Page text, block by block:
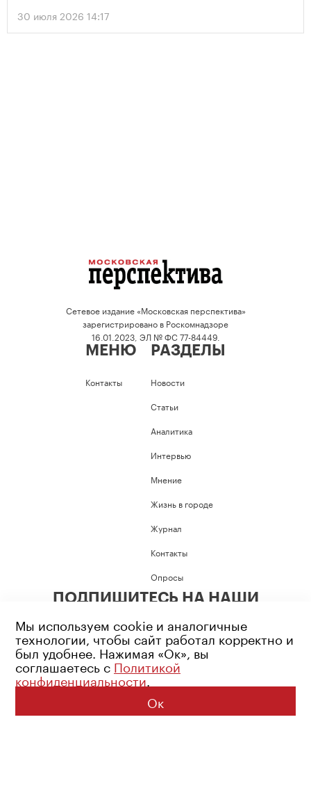
30 июля 2026 14:17
Сетевое издание «Московская перспектива»
зарегистрировано в Роскомнадзоре
16.01.2023, ЭЛ № ФС 77-84449.
МЕНЮ
Контакты
РАЗДЕЛЫ
Новости
Статьи
Аналитика
Интервью
Мнение
Жизнь в городе
Журнал
Контакты
Опросы
ПОДПИШИТЕСЬ НА НАШИ
Возрастное ограничение: 16+
Политика конфиденциальности
© 2026 Все права защищены
Мы используем cookie и аналогичные
технологии, чтобы сайт работал корректно и
был удобнее. Нажимая «Ок», вы
соглашаетесь с Политикой
конфиденциальности.
Ок